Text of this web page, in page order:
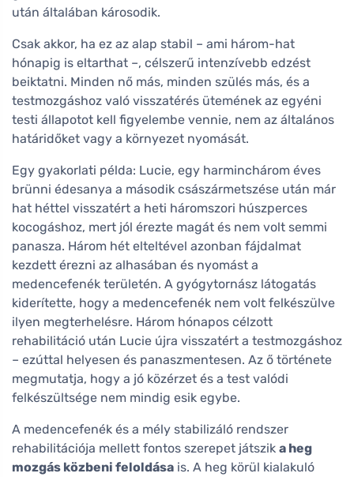
után általában károsodik.
Csak akkor, ha ez az alap stabil – ami három-hat
hónapig is eltarthat –, célszerű intenzívebb edzést
beiktatni. Minden nő más, minden szülés más, és a
testmozgáshoz való visszatérés ütemének az egyéni
testi állapotot kell figyelembe vennie, nem az általános
határidőket vagy a környezet nyomását.
Egy gyakorlati példa: Lucie, egy harminchárom éves
brünni édesanya a második császármetszése után már
hat héttel visszatért a heti háromszori húszperces
kocogáshoz, mert jól érezte magát és nem volt semmi
panasza. Három hét elteltével azonban fájdalmat
kezdett érezni az alhasában és nyomást a
medencefenék területén. A gyógytornász látogatás
kiderítette, hogy a medencefenék nem volt felkészülve
ilyen megterhelésre. Három hónapos célzott
rehabilitáció után Lucie újra visszatért a testmozgáshoz
– ezúttal helyesen és panaszmentesen. Az ő története
megmutatja, hogy a jó közérzet és a test valódi
felkészültsége nem mindig esik egybe.
A medencefenék és a mély stabilizáló rendszer
rehabilitációja mellett fontos szerepet játszik a heg
mozgás közbeni feloldása is. A heg körül kialakuló